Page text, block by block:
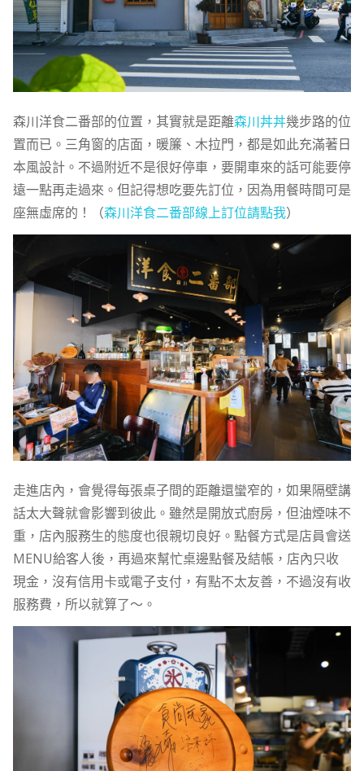
森川洋食二番部的位置，其實就是距離森川丼丼幾步路的位
置而已。三角窗的店面，暖簾、木拉門，都是如此充滿著日
本風設計。不過附近不是很好停車，要開車來的話可能要停
遠一點再走過來。但記得想吃要先訂位，因為用餐時間可是
座無虛席的！（森川洋食二番部線上訂位請點我）
走進店內，會覺得每張桌子間的距離還蠻窄的，如果隔壁講
話太大聲就會影響到彼此。雖然是開放式廚房，但油煙味不
重，店內服務生的態度也很親切良好。點餐方式是店員會送
MENU給客人後，再過來幫忙桌邊點餐及結帳，店內只收
現金，沒有信用卡或電子支付，有點不太友善，不過沒有收
服務費，所以就算了～。